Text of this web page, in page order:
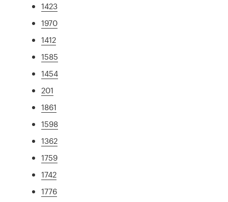
1423
1970
1412
1585
1454
201
1861
1598
1362
1759
1742
1776